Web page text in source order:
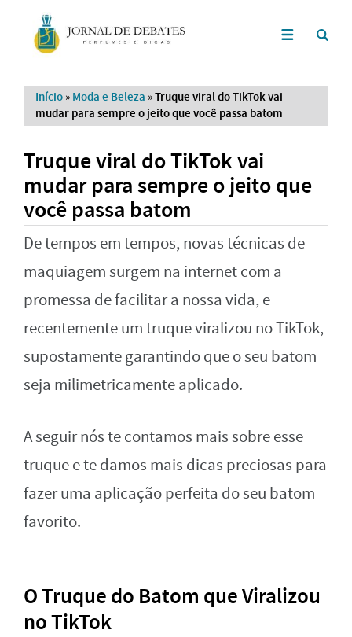
Início » Moda e Beleza »Truque viral do TikTok vai
mudar para sempre o jeito que você passa batom
Truque viral do TikTok vai
mudar para sempre o jeito que
você passa batom
De tempos em tempos, novas técnicas de
maquiagem surgem na internet com a
promessa de facilitar a nossa vida, e
recentemente um truque viralizou no TikTok,
supostamente garantindo que o seu batom
seja milimetricamente aplicado.
A seguir nós te contamos mais sobre esse
truque e te damos mais dicas preciosas para
fazer uma aplicação perfeita do seu batom
favorito.
O Truque do Batom que Viralizou
no TikTok